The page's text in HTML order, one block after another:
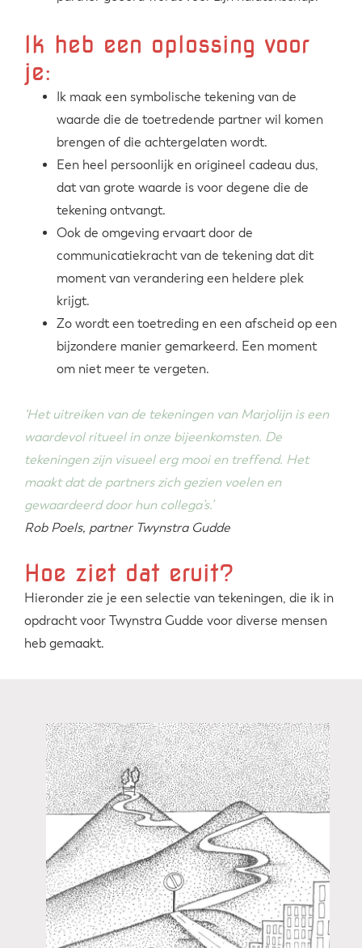
Ik heb een oplossing voor
je:
Ik maak een symbolische tekening van de
waarde die de toetredende partner wil komen
brengen of die achtergelaten wordt.
Een heel persoonlijk en origineel cadeau dus,
dat van grote waarde is voor degene die de
tekening ontvangt.
Ook de omgeving ervaart door de
communicatiekracht van de tekening dat dit
moment van verandering een heldere plek
krijgt.
Zo wordt een toetreding en een afscheid op een
bijzondere manier gemarkeerd. Een moment
om niet meer te vergeten.
‘Het uitreiken van de tekeningen van Marjolijn is een
waardevol ritueel in onze bijeenkomsten. De
tekeningen zijn visueel erg mooi en treffend. Het
maakt dat de partners zich gezien voelen en
gewaardeerd door hun collega’s.’
Rob Poels, partner Twynstra Gudde
Hoe ziet dat eruit?
Hieronder zie je een selectie van tekeningen, die ik in
opdracht voor Twynstra Gudde voor diverse mensen
heb gemaakt.